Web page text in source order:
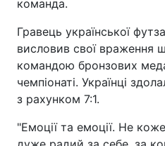
команда.
Гравець української
висловив свої враження
командою бронзових
чемпіонаті. Українці
з рахунком 7:1.
"Емоції та емоції. Не